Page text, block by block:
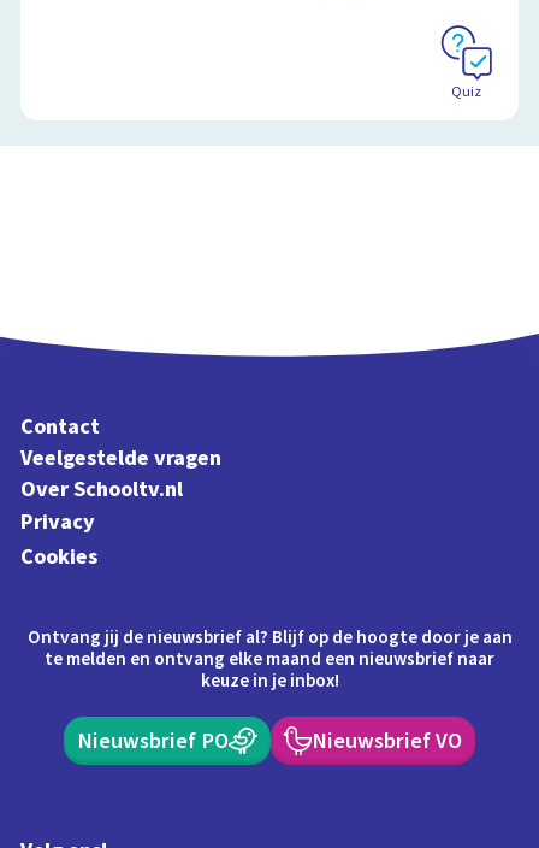
Quiz
Contact
Veelgestelde vragen
Over Schooltv.nl
Privacy
Cookies
Ontvang jij de nieuwsbrief al? Blijf op de hoogte door je aan
te melden en ontvang elke maand een nieuwsbrief naar
keuze in je inbox!
Nieuwsbrief PO Nieuwsbrief VO